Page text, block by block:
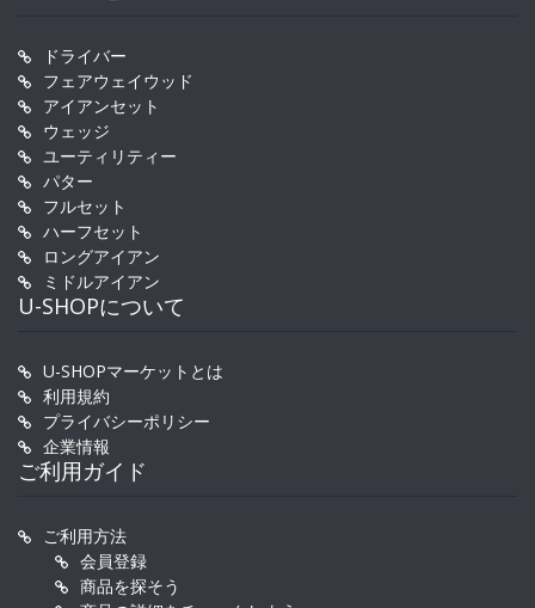
ドライバー
フェアウェイウッド
アイアンセット
ウェッジ
ユーティリティー
パター
フルセット
ハーフセット
ロングアイアン
ミドルアイアン
U-SHOPについて
U-SHOPマーケットとは
利用規約
プライバシーポリシー
企業情報
ご利用ガイド
ご利用方法
会員登録
商品を探そう